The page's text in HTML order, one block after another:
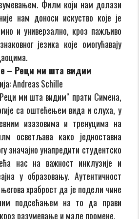
Филм који нам долази
нам доноси искуство које је
и универзално, кроз пажљиво
језика које омогућавају
– Реци ми шта видим
Andreas Schille
ми шта видим“ прати Симена,
са оштећењем вида и слуха, у
изазовима и тренуцима на
осветљава како једноставна
значајно унапредити студентско
нас на важност инклузије и
у образовању. Аутентичност
храброст да је подели чине
подсећањем на то да прави
разумевање и мале промене.